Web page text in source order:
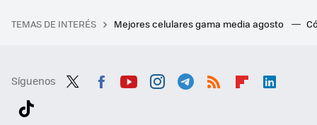
TEMAS DE INTERÉS Mejores celulares gama media agosto
Síguenos